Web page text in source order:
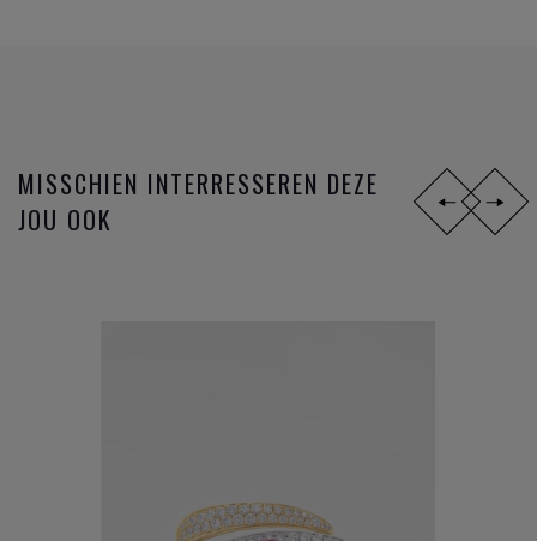
MISSCHIEN INTERRESSEREN DEZE
JOU OOK